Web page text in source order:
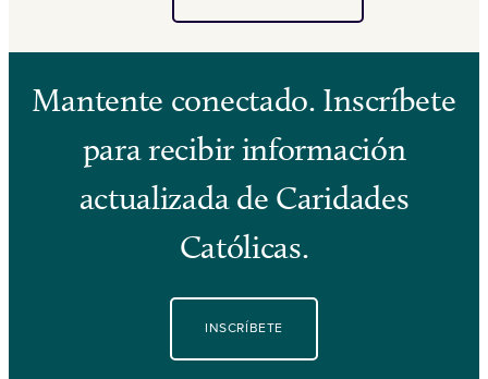
Mantente conectado. Inscríbete
para recibir información
actualizada de Caridades
Católicas.
INSCRÍBETE